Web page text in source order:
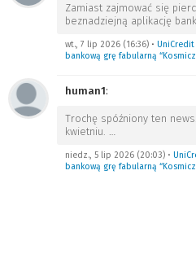
Zamiast zajmować się
beznadziejną aplikację
wt., 7 lip 2026 (16:36) •
bankową grę fabularną
human1:
Trochę spóźniony ten
kwietniu.
niedz., 5 lip 2026 (20:03) •
bankową grę fabularną